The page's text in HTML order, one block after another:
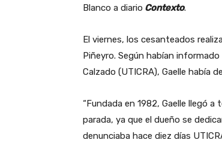
Blanco a diario Contexto.
El viernes, los cesanteados
Piñeyro. Según habían
Calzado (UTICRA), Gaelle había
“Fundada en 1982, Gaelle llegó
parada, ya que el dueño se
denunciaba hace diez días